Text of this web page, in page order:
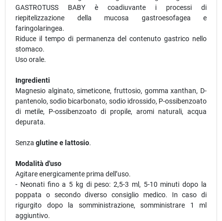
GASTROTUSS BABY è coadiuvante i processi di
riepitelizzazione della mucosa gastroesofagea e
faringolaringea.
Riduce il tempo di permanenza del contenuto gastrico nello
stomaco.
Uso orale.
Ingredienti
Magnesio alginato, simeticone, fruttosio, gomma xanthan, D-
pantenolo, sodio bicarbonato, sodio idrossido, P-ossibenzoato
di metile, P-ossibenzoato di propile, aromi naturali, acqua
depurata.
Senza glutine e lattosio.
Modalità d'uso
Agitare energicamente prima dell’uso.
- Neonati fino a 5 kg di peso: 2,5-3 ml, 5-10 minuti dopo la
poppata o secondo diverso consiglio medico. In caso di
rigurgito dopo la somministrazione, somministrare 1 ml
aggiuntivo.